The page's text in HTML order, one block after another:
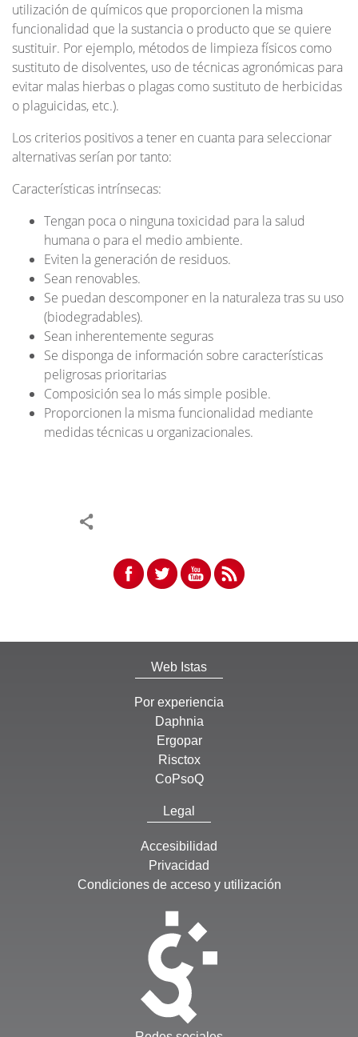
utilización de químicos que proporcionen la misma
funcionalidad que la sustancia o producto que se quiere
sustituir. Por ejemplo, métodos de limpieza físicos como
sustituto de disolventes, uso de técnicas agronómicas para
evitar malas hierbas o plagas como sustituto de herbicidas
o plaguicidas, etc.).
Los criterios positivos a tener en cuanta para seleccionar
alternativas serían por tanto:
Características intrínsecas:
Tengan poca o ninguna toxicidad para la salud
humana o para el medio ambiente.
Eviten la generación de residuos.
Sean renovables.
Se puedan descomponer en la naturaleza tras su uso
(biodegradables).
Sean inherentemente seguras
Se disponga de información sobre características
peligrosas prioritarias
Composición sea lo más simple posible.
Proporcionen la misma funcionalidad mediante
medidas técnicas u organizacionales.
Web Istas
Por experiencia
Daphnia
Ergopar
Risctox
CoPsoQ
Legal
Accesibilidad
Privacidad
Condiciones de acceso y utilización